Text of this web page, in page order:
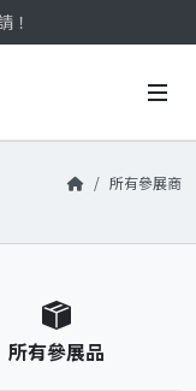
！
所有參展商
所有參展品